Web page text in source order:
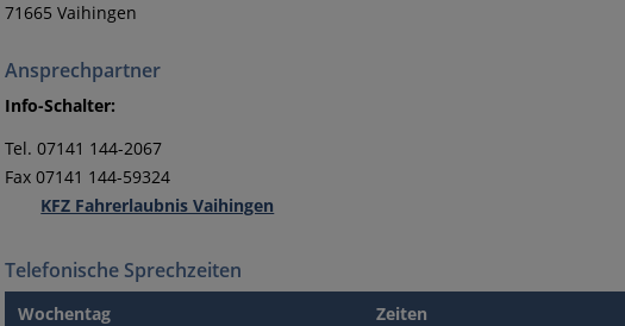
71665 Vaihingen
Ansprechpartner
Info-Schalter:
Tel. 07141 144-2067
Fax 07141 144-59324
KFZ Fahrerlaubnis Vaihingen
Telefonische Sprechzeiten
Wochentag Zeiten